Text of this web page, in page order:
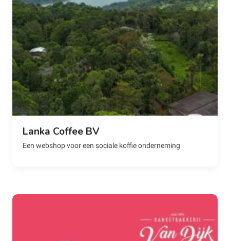
Lanka Coffee BV
Een webshop voor een sociale koffie onderneming